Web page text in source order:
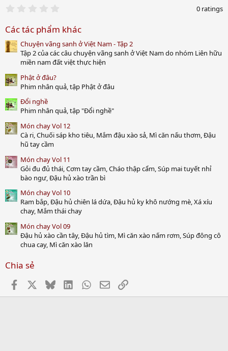
0
t
a
r
(
)
0 ratings
Các tác phẩm khác
Chuyện vãng sanh ở Việt Nam - Tập 2
Tập 2 của các câu chuyện vãng sanh ở Việt Nam do nhóm Liên hữu
miền nam đất việt thực hiện
Phật ở đâu?
Phim nhân quả, tập Phật ở đâu
Đổi nghề
Phim nhân quả, tập "Đổi nghề"
Món chay Vol 12
Cà ri, Chuối sáp kho tiêu, Mắm đậu xào sả, Mì căn nấu thơm, Đậu
hũ tay cầm
Món chay Vol 11
Gỏi đu đủ thái, Cơm tay cầm, Cháo thập cẩm, Súp mai tuyết nhỉ
bào ngư, Đậu hủ xào trần bì
Món chay Vol 10
Ram bắp, Đậu hủ chiên lá dứa, Đậu hủ ky khô nướng mè, Xá xíu
chay, Mắm thái chay
Món chay Vol 09
Đậu hủ xào cần tây, Đậu hủ tìm, Mì căn xào nấm rơm, Súp đông cô
chua cay, Mì căn xào lăn
Chia sẻ
Facebook BlueskyLinkedInWhatsApp
EmailLink